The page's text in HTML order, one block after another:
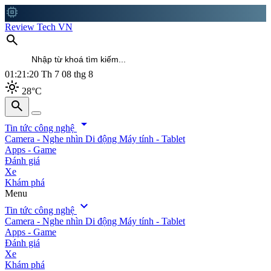
memory
Review Tech VN
search
01:21:21 Th 7 08 thg 8
light_mode 28°C
search
search
Tin tức công nghệ arrow_drop_down
Camera - Nghe nhìn Di động Máy tính - Tablet
Apps - Game
Đánh giá
Xe
Khám phá
Menu
Tin tức công nghệ expand_more
Camera - Nghe nhìn Di động Máy tính - Tablet
Apps - Game
Đánh giá
Xe
Khám phá